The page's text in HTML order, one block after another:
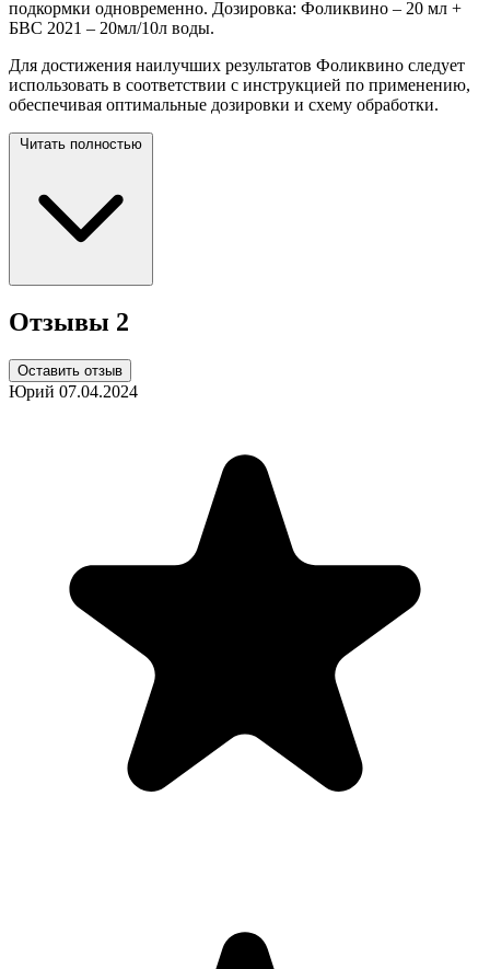
подкормки одновременно. Дозировка: Фоликвино – 20 мл +
БВС 2021 – 20мл/10л воды.
Для достижения наилучших результатов Фоликвино следует
использовать в соответствии с инструкцией по применению,
обеспечивая оптимальные дозировки и схему обработки.
Читать полностью
Отзывы 2
Оставить отзыв
Юрий 07.04.2024